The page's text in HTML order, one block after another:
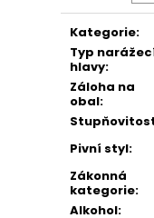
Kategorie:
Typ
hlavy:
Záloha na
obal:
Pivní styl:
Zákonná
kategorie:
Alkohol: